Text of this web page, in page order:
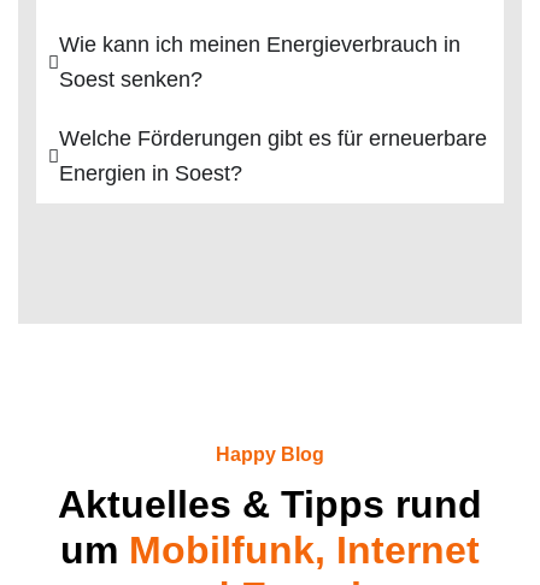
Wie kann ich meinen Energieverbrauch in
Soest senken?
Welche Förderungen gibt es für erneuerbare
Energien in Soest?
Happy Blog
Aktuelles & Tipps rund
um Mobilfunk, Internet